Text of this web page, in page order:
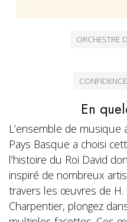
ORCHESTRE
En
L’ensemble de musique
Pays Basque a choisi
l’histoire du Roi David
inspiré de nombreux
travers les œuvres de H.
Charpentier, plongez